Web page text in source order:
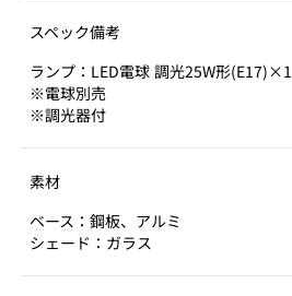
スペック備考
ランプ：LED電球 調光25W形(E17)×1
※電球別売
※調光器付
素材
ベース：鋼板、アルミ
シェード：ガラス